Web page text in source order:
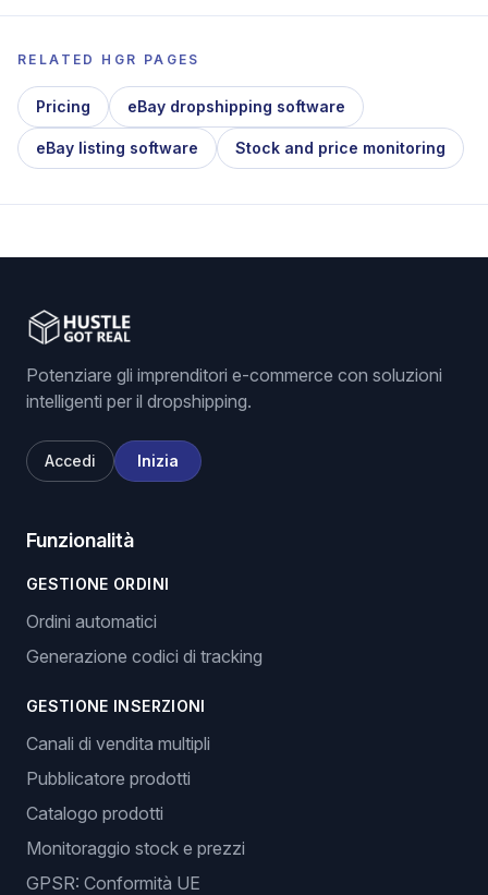
RELATED HGR PAGES
Pricing eBay dropshipping software
eBay listing software Stock and price monitoring
Potenziare gli imprenditori e-commerce con soluzioni
intelligenti per il dropshipping.
Accedi Inizia
Funzionalità
GESTIONE ORDINI
Ordini automatici
Generazione codici di tracking
GESTIONE INSERZIONI
Canali di vendita multipli
Pubblicatore prodotti
Catalogo prodotti
Monitoraggio stock e prezzi
GPSR: Conformità UE